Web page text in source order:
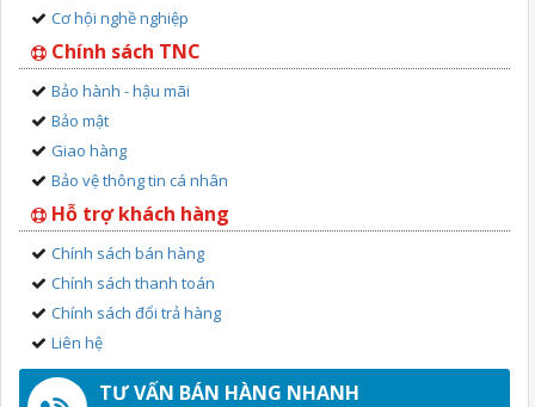
Cơ hội nghề nghiệp
Chính sách TNC
Bảo hành - hậu mãi
Bảo mật
Giao hàng
Bảo vệ thông tin cá nhân
Hỗ trợ khách hàng
Chính sách bán hàng
Chính sách thanh toán
Chính sách đổi trả hàng
Liên hệ
TƯ VẤN BÁN HÀNG NHANH